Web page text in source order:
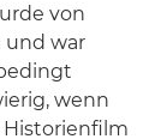
von
und war
wenn
Historienfilm